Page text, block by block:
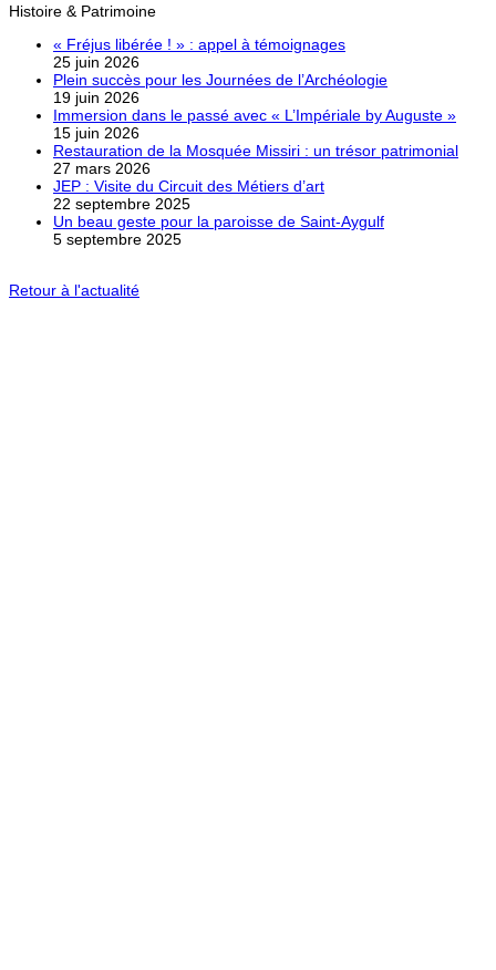
Histoire & Patrimoine
« Fréjus libérée ! » : appel à témoignages
25 juin 2026
Plein succès pour les Journées de l’Archéologie
19 juin 2026
Immersion dans le passé avec « L’Impériale by Auguste »
15 juin 2026
Restauration de la Mosquée Missiri : un trésor patrimonial
27 mars 2026
JEP : Visite du Circuit des Métiers d’art
22 septembre 2025
Un beau geste pour la paroisse de Saint-Aygulf
5 septembre 2025
Retour à l'actualité